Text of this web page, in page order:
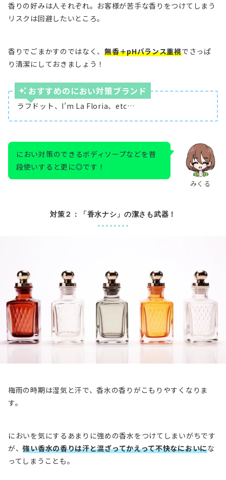
香りの好みは人それぞれ。お客様が苦手な香りをつけてしまう
リスクは回避したいところ。
香りでごまかすのではなく、無香＋pHバランス重視でさっぱ
り清潔にしておきましょう！
おすすめのにおい対策ブランド
ラフドット、I’m La Floria、etc…
みくる
におい対策のできるボディソープなどを普
段使いすると更に◎です！
対策２：「香水ナシ」の潔さも武器！
梅雨の時期は湿気と汗で、香水の香りがこもりやすくなりま
す。
においを気にするあまりに強めの香水をつけてしまいがちです
が、強い香水の香りは汗と混ざってかえって不快なにおいにな
ってしまうことも。